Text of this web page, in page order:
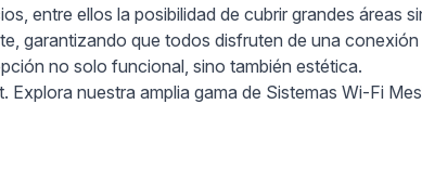
entre ellos la posibilidad de cubrir grandes áreas
garantizando que todos disfruten de una
no solo funcional, sino también estética.
nuestra amplia gama de Sistemas Wi-Fi